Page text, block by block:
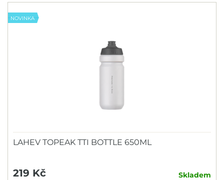
NOVINKA
LAHEV TOPEAK TTI BOTTLE 650ML
219 Kč Skladem